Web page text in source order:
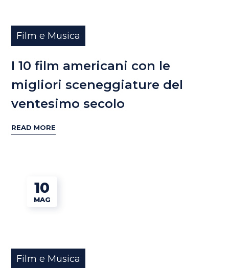
Film e Musica
I 10 film americani con le
migliori sceneggiature del
ventesimo secolo
READ MORE
10
MAG
Film e Musica